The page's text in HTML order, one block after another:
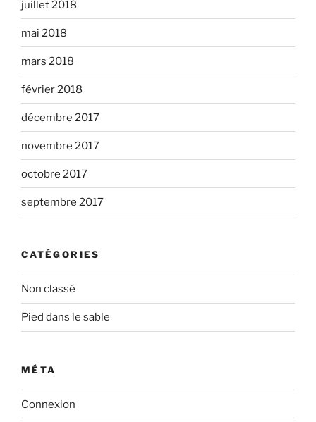
juillet 2018
mai 2018
mars 2018
février 2018
décembre 2017
novembre 2017
octobre 2017
septembre 2017
CATÉGORIES
Non classé
Pied dans le sable
MÉTA
Connexion